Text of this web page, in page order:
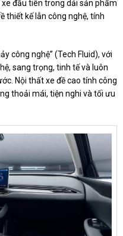
đầu tiên trong dải sản phẩm
thiết kế lẫn công nghệ, tính
công nghệ” (Tech Fluid), với
sang trọng, tinh tế và luôn
Nội thất xe đề cao tính công
thoải mái, tiện nghi và tối ưu